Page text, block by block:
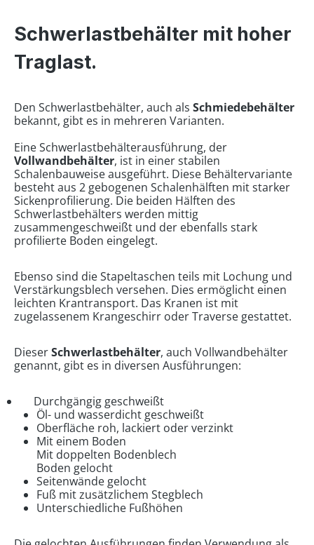
Schwerlastbehälter mit hoher
Traglast.
Den Schwerlastbehälter, auch als Schmiedebehälter
bekannt, gibt es in mehreren Varianten.
Eine Schwerlastbehälterausführung, der
Vollwandbehälter, ist in einer stabilen
Schalenbauweise ausgeführt. Diese Behältervariante
besteht aus 2 gebogenen Schalenhälften mit starker
Sickenprofilierung. Die beiden Hälften des
Schwerlastbehälters werden mittig
zusammengeschweißt und der ebenfalls stark
profilierte Boden eingelegt.
Ebenso sind die Stapeltaschen teils mit Lochung und
Verstärkungsblech versehen. Dies ermöglicht einen
leichten Krantransport. Das Kranen ist mit
zugelassenem Krangeschirr oder Traverse gestattet.
DieserSchwerlastbehälter, auch Vollwandbehälter
genannt, gibt es in diversen Ausführungen:
Durchgängig geschweißt
Öl- und wasserdicht geschweißt
Oberfläche roh, lackiert oder verzinkt
Mit einem Boden
Mit doppelten Bodenblech
Boden gelocht
Seitenwände gelocht
Fuß mit zusätzlichem Stegblech
Unterschiedliche Fußhöhen